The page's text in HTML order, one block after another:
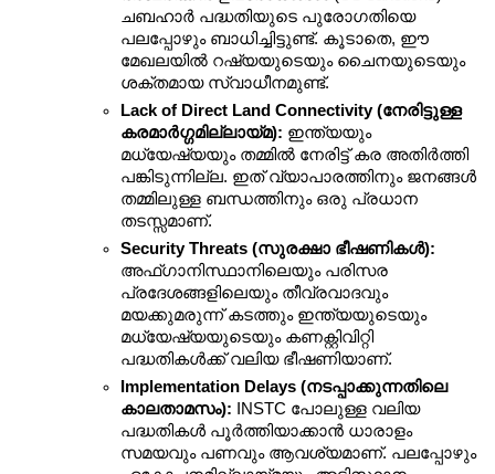
ചബഹാർ പദ്ധതിയുടെ പുരോഗതിയെ
പലപ്പോഴും ബാധിച്ചിട്ടുണ്ട്. കൂടാതെ, ഈ
മേഖലയിൽ റഷ്യയുടെയും ചൈനയുടെയും
ശക്തമായ സ്വാധീനമുണ്ട്.
Lack of Direct Land Connectivity (നേരിട്ടുള്ള
കരമാർഗ്ഗമില്ലായ്മ): ഇന്ത്യയും
മധ്യേഷ്യയും തമ്മിൽ നേരിട്ട് കര അതിർത്തി
പങ്കിടുന്നില്ല. ഇത് വ്യാപാരത്തിനും ജനങ്ങൾ
തമ്മിലുള്ള ബന്ധത്തിനും ഒരു പ്രധാന
തടസ്സമാണ്.
Security Threats (സുരക്ഷാ ഭീഷണികൾ):
അഫ്ഗാനിസ്ഥാനിലെയും പരിസര
പ്രദേശങ്ങളിലെയും തീവ്രവാദവും
മയക്കുമരുന്ന് കടത്തും ഇന്ത്യയുടെയും
മധ്യേഷ്യയുടെയും കണക്റ്റിവിറ്റി
പദ്ധതികൾക്ക് വലിയ ഭീഷണിയാണ്.
Implementation Delays (നടപ്പാക്കുന്നതിലെ
കാലതാമസം): INSTC പോലുള്ള വലിയ
പദ്ധതികൾ പൂർത്തിയാക്കാൻ ധാരാളം
സമയവും പണവും ആവശ്യമാണ്. പലപ്പോഴും